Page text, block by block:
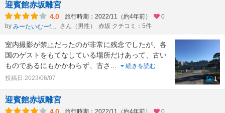
迎賓館赤坂離宮
4.0 旅行時期：2022/11（約4年前）
0
by
みーたいむーformひかのすけ さん（男性） 赤坂 クチコミ：5件
室内撮影が禁止だったのが非常に残念でしたが、各
国のゲストをもてなしている場所だけあって、古い
ものであるにもかかわらず、古さ
続きを読む
投稿日:2023/06/07
1
迎賓館赤坂離宮
旅行時期：2022/11（約4年前）
0